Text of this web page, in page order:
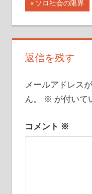
投
稿
ナ
ビ
ゲ
ー
シ
ョ
前
の
記
事:
ソロ社会の限界
返信を残す
メールアドレス
ん。
※ が付いて
コメント ※